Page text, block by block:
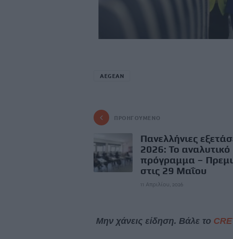
AEGEAN
ΠΡΟΗΓΟΎΜΕΝΟ
Πανελλήνιες
2026: Το αναλυτικό
πρόγραμμα –
στις 29 Μαΐου
11 Απριλίου, 2026
Μην χάνεις είδηση. Βάλε το